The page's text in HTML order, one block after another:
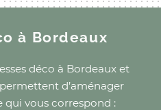
à Bordeaux
déco à Bordeaux et
d’aménager
qui vous correspond :